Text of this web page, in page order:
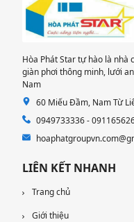
Hòa Phát Star tự hào là nhà
giàn phơi thông minh, lưới
Nam
60 Miếu Đầm, Nam Từ
0949733336 -
LIÊN KẾT NHANH
Trang chủ
Giới thiệu